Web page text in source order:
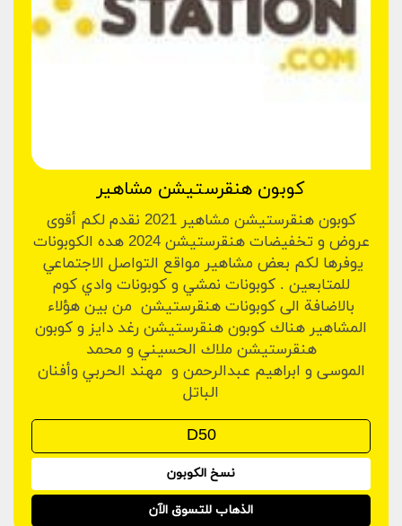
كوبون هنقرستيشن مشاهير
كوبون هنقرستيشن مشاهير 2021 نقدم لكم أقوى
عروض و تخفيضات هنقرستيشن 2024 هده الكوبونات
يوفرها لكم بعض مشاهير مواقع التواصل الاجتماعي
للمتابعين . كوبونات نمشي و كوبونات وادي كوم
بالاضافة الى كوبونات هنقرستيشن من بين هؤلاء
المشاهير هناك كوبون هنقرستيشن رغد دايز و كوبون
هنقرستيشن ملاك الحسيني و محمد
الموسى و ابراهيم عبدالرحمن و مهند الحربي وأفنان
الباتل
نسخ الكوبون
الذهاب للتسوق الآن